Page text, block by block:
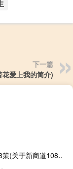
下一篇
爱上我的简介)
新商道108策(关于新商道108策的简介)